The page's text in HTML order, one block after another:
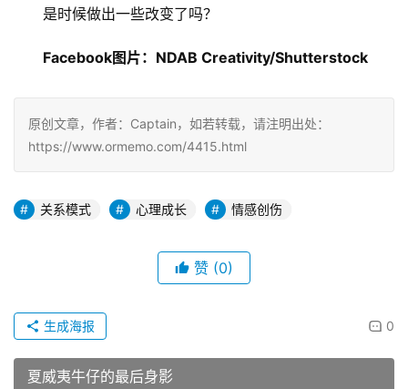
是时候做出一些改变了吗？
Facebook图片：NDAB Creativity/Shutterstock
原创文章，作者：Captain，如若转载，请注明出处：
https://www.ormemo.com/4415.html
关系模式 心理成长 情感创伤
赞 (0)
0
生成海报
夏威夷牛仔的最后身影